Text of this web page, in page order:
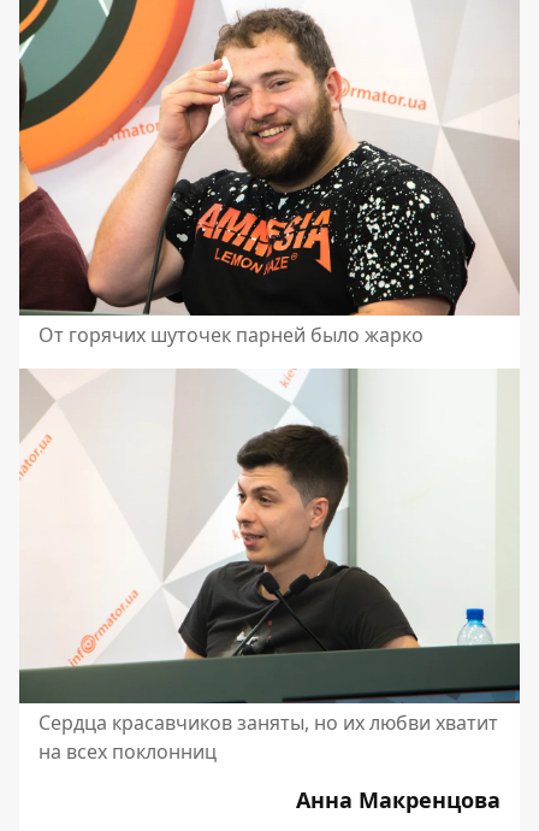
От горячих шуточек парней было жарко
Сердца красавчиков заняты, но их любви хватит
на всех поклонниц
Анна Макренцова